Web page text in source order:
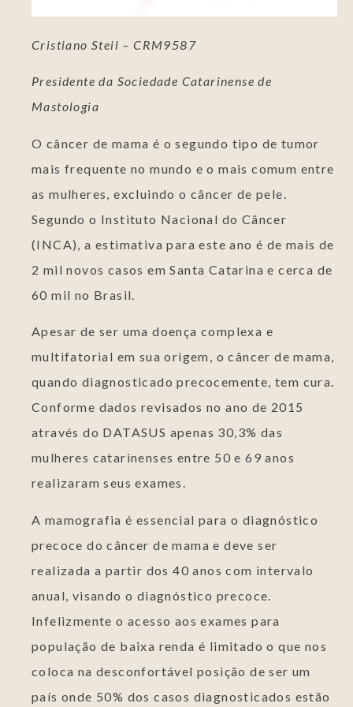
Cristiano Steil – CRM9587
Presidente da Sociedade Catarinense de
Mastologia
O câncer de mama é o segundo tipo de tumor
mais frequente no mundo e o mais comum entre
as mulheres, excluindo o câncer de pele.
Segundo o Instituto Nacional do Câncer
(INCA), a estimativa para este ano é de mais de
2 mil novos casos em Santa Catarina e cerca de
60 mil no Brasil.
Apesar de ser uma doença complexa e
multifatorial em sua origem, o câncer de mama,
quando diagnosticado precocemente, tem cura.
Conforme dados revisados no ano de 2015
através do DATASUS apenas 30,3% das
mulheres catarinenses entre 50 e 69 anos
realizaram seus exames.
A mamografia é essencial para o diagnóstico
precoce do câncer de mama e deve ser
realizada a partir dos 40 anos com intervalo
anual, visando o diagnóstico precoce.
Infelizmente o acesso aos exames para
população de baixa renda é limitado o que nos
coloca na desconfortável posição de ser um
país onde 50% dos casos diagnosticados estão